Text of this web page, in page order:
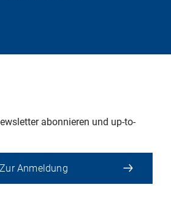
abonnieren und up-to-
Zur Anmeldung